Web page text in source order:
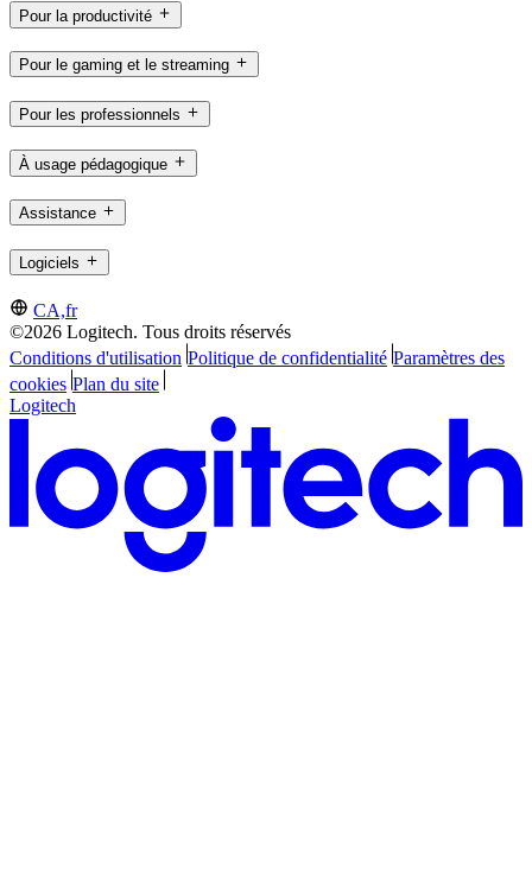
Pour la productivité
Pour le gaming et le streaming
Pour les professionnels
À usage pédagogique
Assistance
Logiciels
CA,fr
©2026 Logitech. Tous droits réservés
Conditions d'utilisation Politique de confidentialité Paramètres des
cookies Plan du site
Logitech